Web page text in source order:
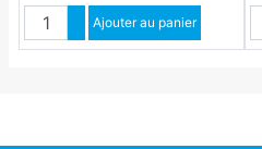
QuantitéAugmenter quantité
Diminuer quantité
Ajouter au panier